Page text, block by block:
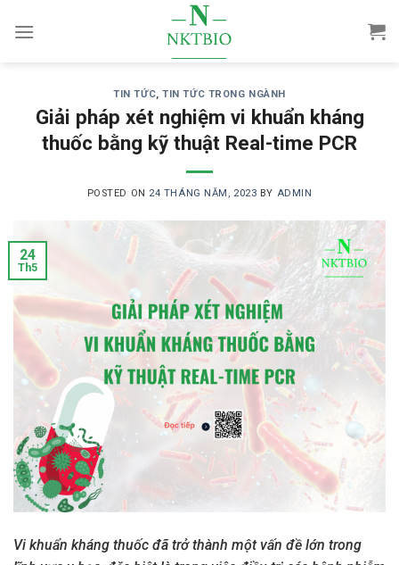
TIN TỨC,TIN TỨC TRONG NGÀNH
Giải pháp xét nghiệm vi khuẩn kháng
thuốc bằng kỹ thuật Real-time PCR
POSTED ON 24 THÁNG NĂM, 2023 BY ADMIN
24
Th5
Vi khuẩn kháng thuốc đã trở thành một vấn đề lớn trong